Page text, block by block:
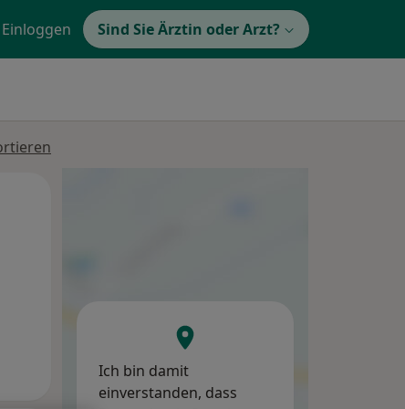
Einloggen Sind Sie Ärztin oder Arzt?
Ich bin damit
einverstanden, dass